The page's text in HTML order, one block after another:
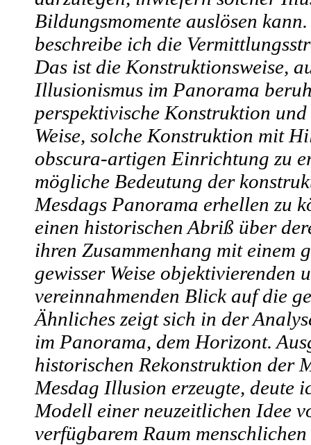
Bildungsmomente auslösen
beschreibe ich die
Das ist die Konstruktionsweise,
Illusionismus im Panorama
perspektivische Konstruktion und
Weise, solche Konstruktion mit
obscura-artigen Einrichtung zu
mögliche Bedeutung der
Mesdags Panorama erhellen zu
einen historischen Abriß über
ihren Zusammenhang mit einem
gewisser Weise objektivierenden
vereinnahmenden Blick auf die
Ähnliches zeigt sich in der
im Panorama, dem Horizont.
historischen Rekonstruktion der
Mesdag Illusion erzeugte, deute
Modell einer neuzeitlichen Idee
verfügbarem Raum